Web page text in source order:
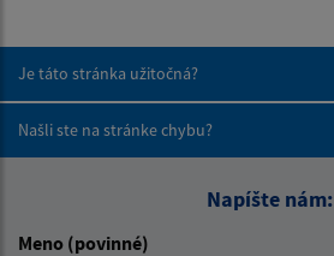
Je táto stránka užitočná?
Našli ste na stránke chybu?
Napíšte nám:
Meno (povinné)